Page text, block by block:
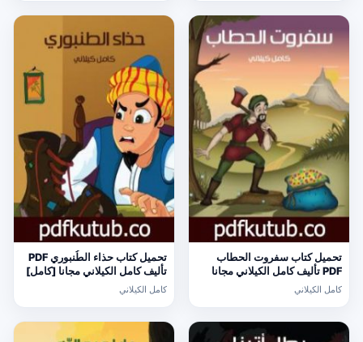
تحميل كتاب سفروت الحطاب
PDF تأليف كامل الكيلاني مجانا
[كامل]
كامل الكيلاني
تحميل كتاب حذاء الطُنبوري PDF
تأليف كامل الكيلاني مجانا [كامل]
كامل الكيلاني